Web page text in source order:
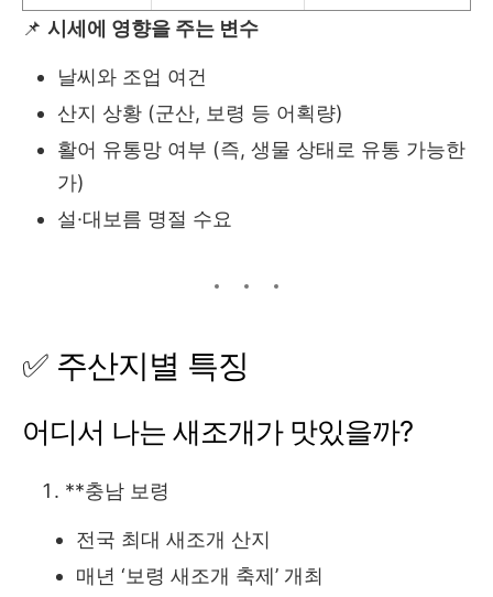
📌 시세에 영향을 주는 변수
날씨와 조업 여건
산지 상황 (군산, 보령 등 어획량)
활어 유통망 여부 (즉, 생물 상태로 유통 가능한
가)
설·대보름 명절 수요
✅ 주산지별 특징
어디서 나는 새조개가 맛있을까?
**충남 보령
전국 최대 새조개 산지
매년 ‘보령 새조개 축제’ 개최